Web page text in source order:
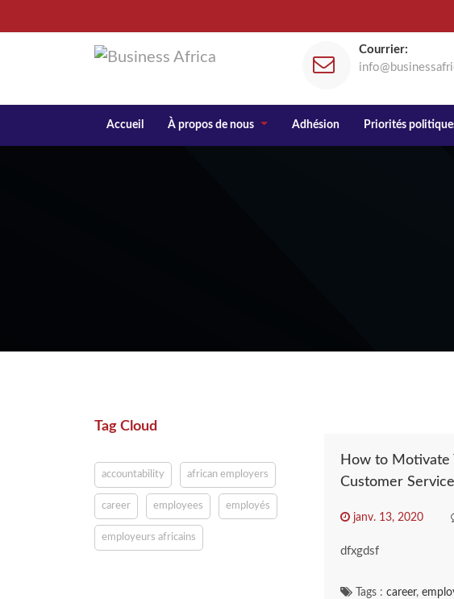
Courrier:
Accueil À propos de nous Adhésion Priorités
Tag Cloud
accountability african employers
career employees employés
employeurs africains
How to Motivate
Customer Service
janv. 13, 2020
dfxgdsf
Tags : career,